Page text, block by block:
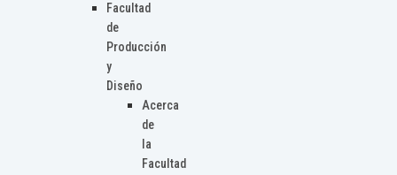
Facultad
de
Producción
y
Diseño
Acerca
de
la
Facultad